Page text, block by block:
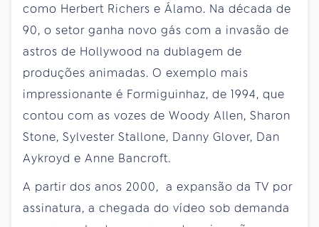
como Herbert Richers e Álamo. Na década de
90, o setor ganha novo gás com a invasão de
astros de Hollywood na dublagem de
produções animadas. O exemplo mais
impressionante é Formiguinhaz, de 1994, que
contou com as vozes de Woody Allen, Sharon
Stone, Sylvester Stallone, Danny Glover, Dan
Aykroyd e Anne Bancroft.
A partir dos anos 2000, a expansão da TV por
assinatura, a chegada do vídeo sob demanda